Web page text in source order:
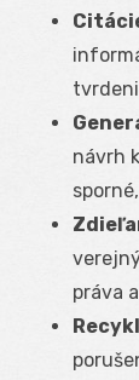
návrh
práva